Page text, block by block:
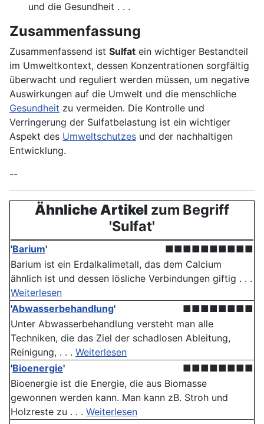
und die Gesundheit . . .
Zusammenfassung
Zusammenfassend ist Sulfat ein wichtiger Bestandteil
im Umweltkontext, dessen Konzentrationen sorgfältig
überwacht und reguliert werden müssen, um negative
Auswirkungen auf die Umwelt und die menschliche
Gesundheit zu vermeiden. Die Kontrolle und
Verringerung der Sulfatbelastung ist ein wichtiger
Aspekt des Umweltschutzes und der nachhaltigen
Entwicklung.
--
Ähnliche Artikel zum Begriff
'Sulfat'
'Barium'
■■■■■■■■■■
Barium ist ein Erdalkalimetall, das dem Calcium
ähnlich ist und dessen lösliche Verbindungen giftig . . .
Weiterlesen
'Abwasserbehandlung'
■■■■■■■■
Unter Abwasserbehandlung versteht man alle
Techniken, die das Ziel der schadlosen Ableitung,
Reinigung, . . . Weiterlesen
'Bioenergie'
■■■■■■■■
Bioenergie ist die Energie, die aus Biomasse
gewonnen werden kann. Man kann zB. Stroh und
Holzreste zu . . . Weiterlesen